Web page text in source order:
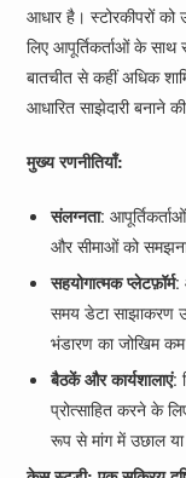
आधार है। स्टोरकीपरों
लिए आपूर्तिकर्ताओं के
बातचीत से कहीं अधिक
आधारित साझेदारी बनाने
मुख्य रणनीतियाँ:
संलग्नता:
और सीमाओं को
सहयोगात्मक प्लेटफ़ॉर्म:
समय डेटा साझाकरण
भंडारण का जोखिम कम
बैठकें और कार्यशालाएं:
प्रोत्साहित करने के
रूप से मांग में उछाल या